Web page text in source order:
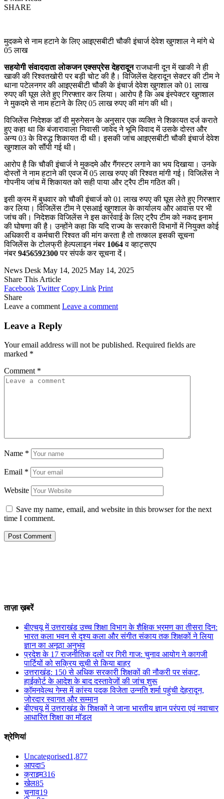
SHARE
मुदकमे से नाम हटाने के लिए आइएसबीटी चौकी इंचार्ज देवेश खुगशाल ने मांगे थे
05 लाख
सहयोगी संवाददाता लोकजन एक्सप्रेस देहरादूनराजधानी दून में खाकी ने ही
खाकी की रिश्वतखोरी पर बड़ी चोट की है। विजिलेंस देहरादून सेक्टर की टीम ने
थाना पटेलनगर की आइएसबीटी चौकी के इंचार्ज देवेश खुगशाल को 01 लाख
रुपए की घूस लेते हुए गिरफ्तार कर लिया। आरोप है कि अब इंस्पेक्टर खुगशाल
ने मुकदमे से नाम हटाने के लिए 05 लाख रुपए की मांग की थी।
विजिलेंस निदेशक डॉ वी मुरुगेसन के अनुसार एक व्यक्ति ने शिकायत दर्ज कराते
हुए कहा था कि बंजारावाला निवासी जावेद ने भूमि विवाद में उसके दोस्त और
अन्य 03 के विरुद्ध शिकायत दी थी। इसकी जांच आइएसबीटी चौकी इंचार्ज देवेश
खुगशाल को सौंपी गई थी।
आरोप है कि चौकी इंचार्ज ने मुकदमे और गैंगस्टर लगाने का भय दिखाया। उनके
दोस्तों ने नाम हटाने की एवज में 05 लाख रुपए की रिश्वत मांगी गई। विजिलेंस ने
गोपनीय जांच में शिकायत को सही पाया और ट्रैप टीम गठित की।
इसी क्रम में बुधवार को चौकी इंचार्ज को 01 लाख रुपए की घूस लेते हुए गिरफ्तार
कर लिया। विजिलेंस टीम ने एसआई खुगशाल के कार्यालय और आवास पर भी
जांच की। निदेशक विजिलेंस ने इस कार्रवाई के लिए ट्रैप टीम को नकद इनाम
की घोषणा की है। उन्होंने कहा कि यदि राज्य के सरकारी विभागों में नियुक्त कोई
अधिकारी व कर्मचारी रिश्वत की मांग करता है तो तत्काल इसकी सूचना
विजिलेंस के टोलफ्री हेल्पलाइन नंबर 1064व व्हाट्सएप
नंबर9456592300पर संपर्क कर सूचना दें।
News Desk May 14, 2025 May 14, 2025
Share This Article
Facebook Twitter Copy Link Print
Share
Leave a comment Leave a comment
Leave a Reply
Your email address will not be published. Required fields are
marked *
Comment *
Name *
Email *
Website
Save my name, email, and website in this browser for the next
time I comment.
ताज़ा ख़बरें
बीएचयू में उत्तराखंड उच्च शिक्षा विभाग के शैक्षिक भ्रमण का तीसरा दिन:
भारत कला भवन से दृश्य कला और संगीत संकाय तक शिक्षकों ने लिया
ज्ञान का अनूठा अनुभव
प्रदेश के 17 राजनीतिक दलों पर गिरी गाज: चुनाव आयोग ने कागजी
पार्टियों को सक्रिय सूची से किया बाहर
उत्तराखंड: 150 से अधिक सरकारी शिक्षकों की नौकरी पर संकट,
हाईकोर्ट के आदेश के बाद दस्तावेजों की जांच शुरू
कॉमनवेल्थ गेम्स में कांस्य पदक विजेता उन्नति शर्मा पहुंची देहरादून,
जोरदार स्वागत और सम्मान
बीएचयू में उत्तराखंड के शिक्षकों ने जाना भारतीय ज्ञान परंपरा एवं नवाचार
आधारित शिक्षा का मॉडल
श्रेणियां
Uncategorised1,877
आपदा5
क्राइम316
खेल85
चुनाव19